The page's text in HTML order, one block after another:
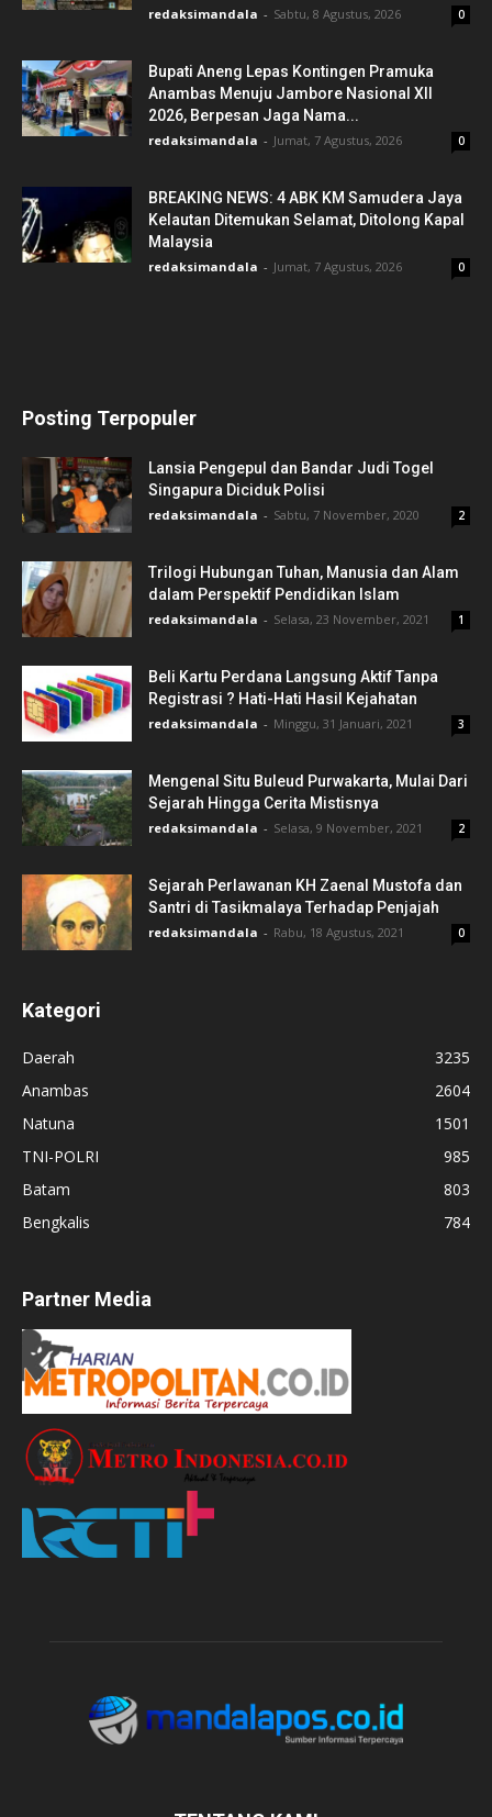
redaksimandala - Sabtu, 8 Agustus, 2026 0
Bupati Aneng Lepas Kontingen Pramuka
Anambas Menuju Jambore Nasional XII
2026, Berpesan Jaga Nama...
redaksimandala - Jumat, 7 Agustus, 2026 0
BREAKING NEWS: 4 ABK KM Samudera Jaya
Kelautan Ditemukan Selamat, Ditolong Kapal
Malaysia
redaksimandala - Jumat, 7 Agustus, 2026 0
Posting Terpopuler
Lansia Pengepul dan Bandar Judi Togel
Singapura Diciduk Polisi
redaksimandala - Sabtu, 7 November, 2020 2
Trilogi Hubungan Tuhan, Manusia dan Alam
dalam Perspektif Pendidikan Islam
redaksimandala - Selasa, 23 November, 2021 1
Beli Kartu Perdana Langsung Aktif Tanpa
Registrasi ? Hati-Hati Hasil Kejahatan
redaksimandala - Minggu, 31 Januari, 2021 3
Mengenal Situ Buleud Purwakarta, Mulai Dari
Sejarah Hingga Cerita Mistisnya
redaksimandala - Selasa, 9 November, 2021 2
Sejarah Perlawanan KH Zaenal Mustofa dan
Santri di Tasikmalaya Terhadap Penjajah
redaksimandala - Rabu, 18 Agustus, 2021 0
Kategori
Daerah
3235
Anambas
2604
Natuna
1501
TNI-POLRI
985
Batam
803
Bengkalis
784
Partner Media